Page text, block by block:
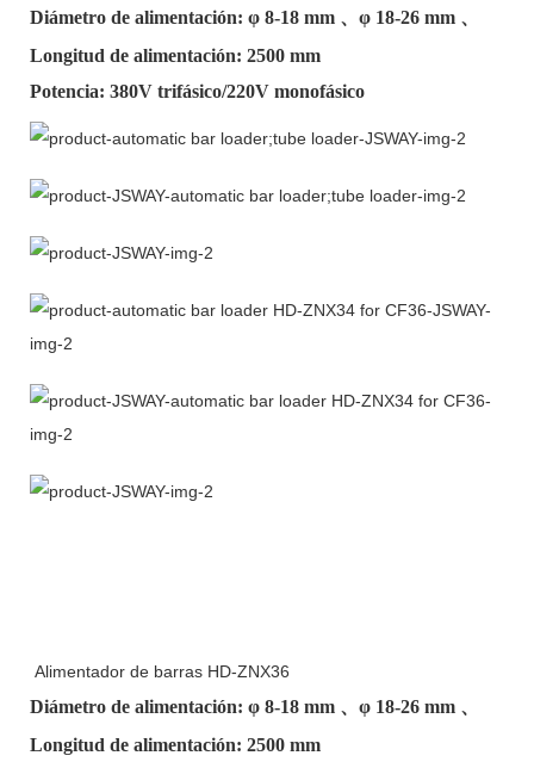
Diámetro de alimentación: φ 8-18 mm 、φ 18-26 mm 、
Longitud de alimentación: 2500 mm
Potencia: 380V trifásico/220V monofásico
Alimentador de barras HD-ZNX36
Diámetro de alimentación: φ 8-18 mm 、φ 18-26 mm 、
Longitud de alimentación: 2500 mm